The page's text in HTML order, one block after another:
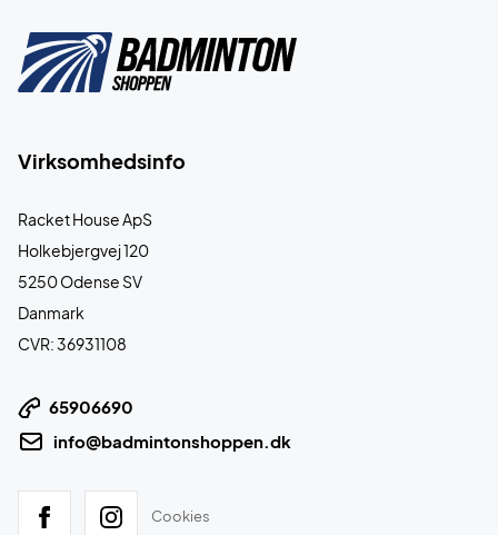
Virksomhedsinfo
Racket House ApS
Holkebjergvej 120
5250 Odense SV
Danmark
CVR: 36931108
65906690
info@badmintonshoppen.dk
Cookies